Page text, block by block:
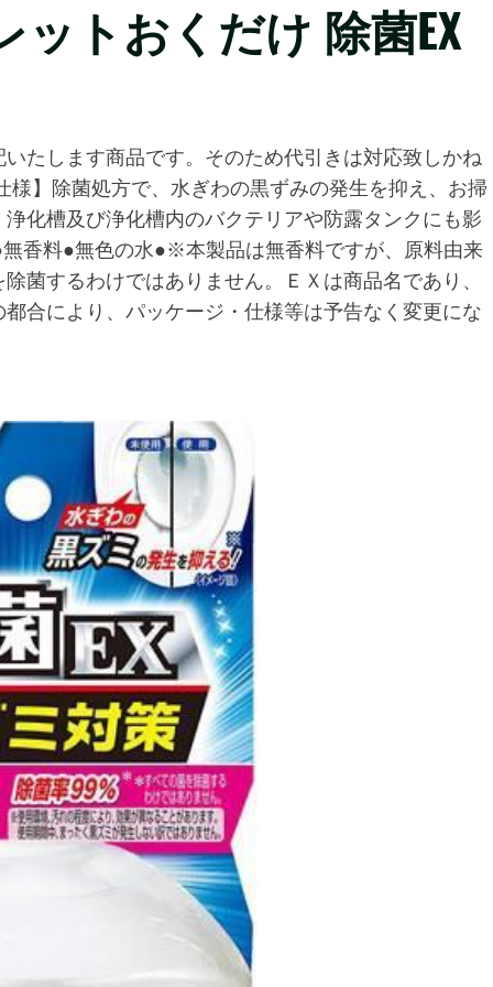
トおくだけ 除菌EX
たします商品です。そのため代引きは対応致しかね
】除菌処方で、水ぎわの黒ずみの発生を抑え、お掃
化槽及び浄化槽内のバクテリアや防露タンクにも影
香料●無色の水●※本製品は無香料ですが、原料由来
菌するわけではありません。ＥＸは商品名であり、
合により、パッケージ・仕様等は予告なく変更にな